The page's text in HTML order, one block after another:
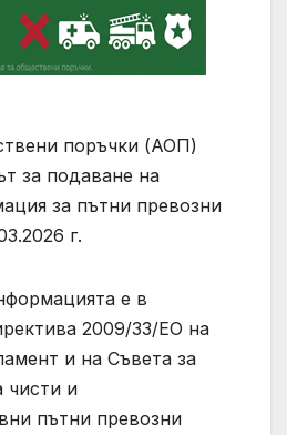
поръчки (АОП)
за подаване на
за пътни превозни
г.
е в
2009/33/ЕО на
и на Съвета за
чисти и
пътни превозни